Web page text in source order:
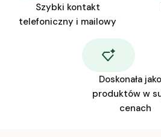
Szybki kontakt
telefoniczny i mailowy
Doskonała
produktów w
cenach